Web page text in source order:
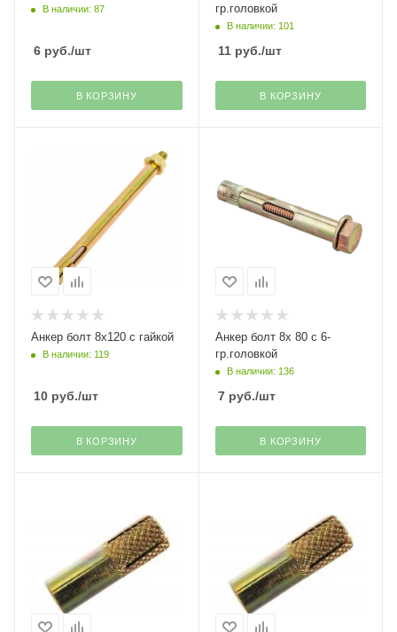
В наличии: 87
6 руб./шт
В КОРЗИНУ
гр.головкой
В наличии: 101
11руб./шт
В КОРЗИНУ
Анкер болт 8х120 с гайкой
В наличии: 119
10 руб./шт
В КОРЗИНУ
Анкер болт 8х 80 с 6-
гр.головкой
В наличии: 136
7руб./шт
В КОРЗИНУ